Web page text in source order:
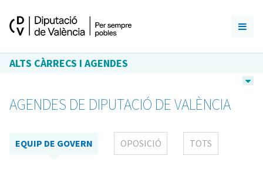
ALTS CÀRRECS I AGENDES
AGENDES DE DIPUTACIÓ DE VALÈNCIA
EQUIP DE GOVERN OPOSICIÓ TOTS